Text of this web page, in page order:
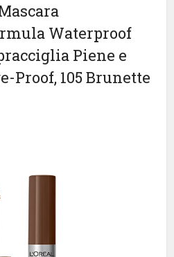
Waterproof
Piene e
Proof, 105 Brunette